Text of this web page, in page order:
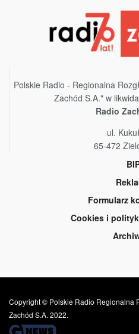
Polskie Radio - Regionalna
Zachód S.A." w
Radio
ul.
65-472
Formularz
Cookies i
Copyright © Polskie Radio Regionalna
Zachód S.A. 2022.